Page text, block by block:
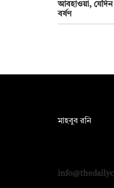
আবহাওয়া,
বর্ষণ
মাহবুব রনি